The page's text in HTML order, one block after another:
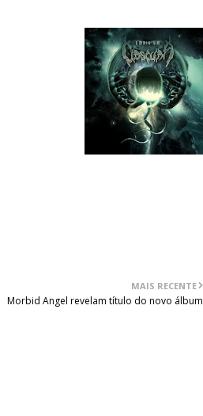
MAIS RECENTE
Morbid Angel revelam título do novo álbum